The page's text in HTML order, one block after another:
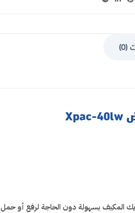
(0)
المكيف بسهولة دون الحاجة لرفع أو حمل